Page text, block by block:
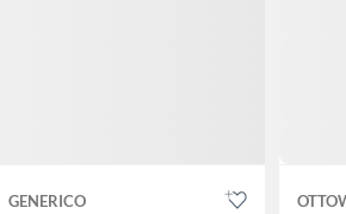
GENERICO